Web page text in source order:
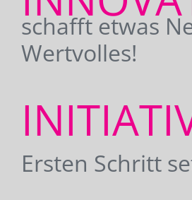
schafft etwas
Wertvolles!
Ersten Schritt